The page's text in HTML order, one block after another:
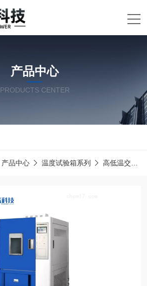
产品中心
PRODUCTS CENTER
产品中心 温度试验箱系列 高低温交变湿热试验箱